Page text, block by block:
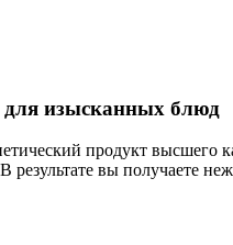
для изысканных блюд
продукт высшего
результате вы получаете